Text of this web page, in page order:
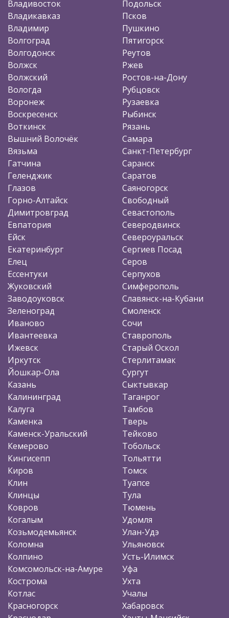
Владивосток
Владикавказ
Владимир
Волгоград
Волгодонск
Волжск
Волжский
Вологда
Воронеж
Воскресенск
Воткинск
Вышний Волочёк
Вязьма
Гатчина
Геленджик
Глазов
Горно-Алтайск
Димитровград
Евпатория
Ейск
Екатеринбург
Елец
Ессентуки
Жуковский
Заводоуковск
Зеленоград
Иваново
Ивантеевка
Ижевск
Иркутск
Йошкар-Ола
Казань
Калининград
Калуга
Каменка
Каменск-Уральский
Кемерово
Кингисепп
Киров
Клин
Клинцы
Ковров
Когалым
Козьмодемьянск
Коломна
Колпино
Комсомольск-на-Амуре
Кострома
Котлас
Красногорск
Подольск
Псков
Пушкино
Пятигорск
Реутов
Ржев
Ростов-на-Дону
Рубцовск
Рузаевка
Рыбинск
Рязань
Самара
Санкт-Петербург
Саранск
Саратов
Саяногорск
Свободный
Севастополь
Северодвинск
Североуральск
Сергиев Посад
Серов
Серпухов
Симферополь
Славянск-на-Кубани
Смоленск
Сочи
Ставрополь
Старый Оскол
Стерлитамак
Сургут
Сыктывкар
Таганрог
Тамбов
Тверь
Тейково
Тобольск
Тольятти
Томск
Туапсе
Тула
Тюмень
Удомля
Улан-Удэ
Ульяновск
Усть-Илимск
Уфа
Ухта
Учалы
Хабаровск